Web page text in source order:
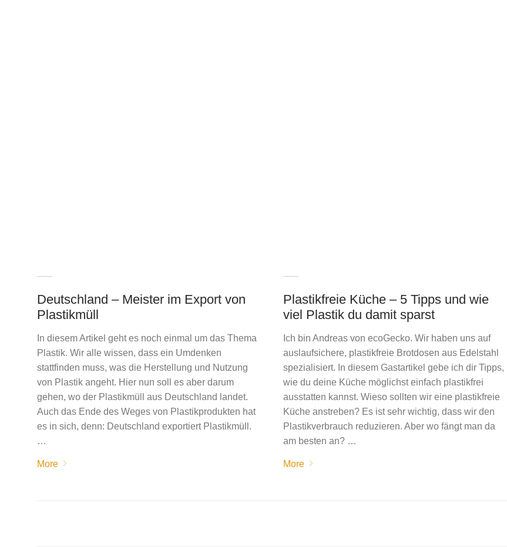
Deutschland – Meister im Export von
Plastikmüll
In diesem Artikel geht es noch einmal um das Thema
Plastik. Wir alle wissen, dass ein Umdenken
stattfinden muss, was die Herstellung und Nutzung
von Plastik angeht. Hier nun soll es aber darum
gehen, wo der Plastikmüll aus Deutschland landet.
Auch das Ende des Weges von Plastikprodukten hat
es in sich, denn: Deutschland exportiert Plastikmüll.
…
More
Plastikfreie Küche – 5 Tipps und wie
viel Plastik du damit sparst
Ich bin Andreas von ecoGecko. Wir haben uns auf
auslaufsichere, plastikfreie Brotdosen aus Edelstahl
spezialisiert. In diesem Gastartikel gebe ich dir Tipps,
wie du deine Küche möglichst einfach plastikfrei
ausstatten kannst. Wieso sollten wir eine plastikfreie
Küche anstreben? Es ist sehr wichtig, dass wir den
Plastikverbrauch reduzieren. Aber wo fängt man da
am besten an? …
More